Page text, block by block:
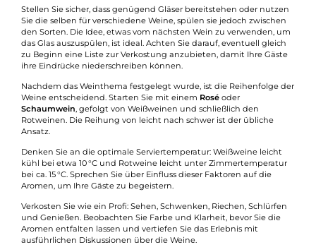
Stellen Sie sicher, dass genügend Gläser bereitstehen oder nutzen
Sie die selben für verschiedene Weine, spülen sie jedoch zwischen
den Sorten. Die Idee, etwas vom nächsten Wein zu verwenden, um
das Glas auszuspülen, ist ideal. Achten Sie darauf, eventuell gleich
zu Beginn eine Liste zur Verkostung anzubieten, damit Ihre Gäste
ihre Eindrücke niederschreiben können.
Nachdem das Weinthema festgelegt wurde, ist die Reihenfolge der
Weine entscheidend. Starten Sie mit einem Rosé oder
Schaumwein, gefolgt von Weißweinen und schließlich den
Rotweinen. Die Reihung von leicht nach schwer ist der übliche
Ansatz.
Denken Sie an die optimale Serviertemperatur: Weißweine leicht
kühl bei etwa 10 °C und Rotweine leicht unter Zimmertemperatur
bei ca. 15 °C. Sprechen Sie über Einfluss dieser Faktoren auf die
Aromen, um Ihre Gäste zu begeistern.
Verkosten Sie wie ein Profi: Sehen, Schwenken, Riechen, Schlürfen
und Genießen. Beobachten Sie Farbe und Klarheit, bevor Sie die
Aromen entfalten lassen und vertiefen Sie das Erlebnis mit
ausführlichen Diskussionen über die Weine.